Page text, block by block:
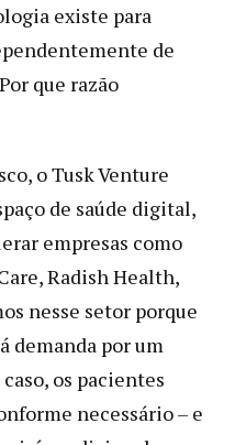
existe para
de
que razão
o Tusk Venture
de saúde digital,
empresas como
Radish Health,
nesse setor porque
demanda por um
os pacientes
necessário – e